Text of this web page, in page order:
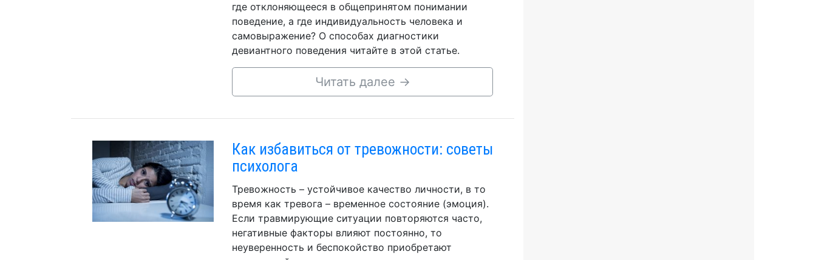
где отклоняющееся в общепринятом понимании
поведение, а где индивидуальность человека и
самовыражение? О способах диагностики
девиантного поведения читайте в этой статье.
Читать далее →
Как избавиться от тревожности: советы
психолога
Тревожность – устойчивое качество личности, в то
время как тревога – временное состояние (эмоция).
Если травмирующие ситуации повторяются часто,
негативные факторы влияют постоянно, то
неуверенность и беспокойство приобретают